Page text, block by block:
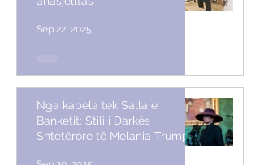
Sep 22, 2025
Nga kapela tek Salla e
Banketit: Stili i Darkës
Shtetërore të Melania Trump